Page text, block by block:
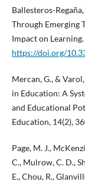
Ballesteros-
Through Emerging
Impact on
https://doi.org/
Mercan, G., &
in Education: A
and Educational
Education, 14(2),
Page, M. J.,
C., Mulrow, C. D.,
E., Chou, R.,